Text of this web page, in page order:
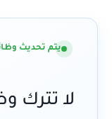
يتم تحديث وظائف اليوم
لا تترك